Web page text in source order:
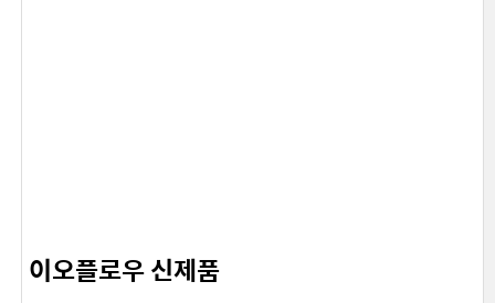
이오플로우 신제품